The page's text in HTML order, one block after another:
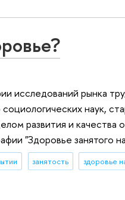
исследований рынка
наук,
развития и качества
"Здоровье занятого
занятость здоровье